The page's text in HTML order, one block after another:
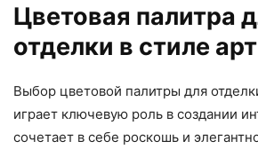
Цветовая палитра
отделки в стиле
Выбор цветовой палитры для
играет ключевую роль в создании
сочетает в себе роскошь и